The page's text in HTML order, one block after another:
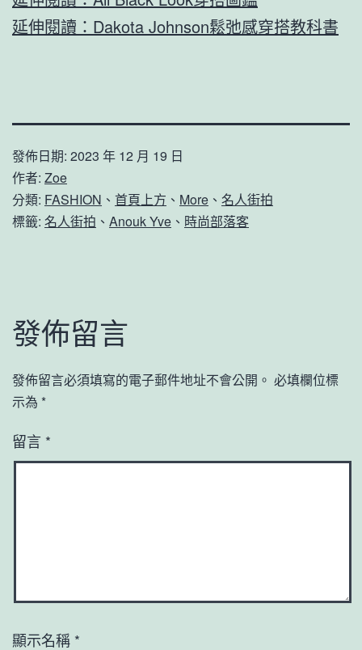
延伸閱讀：Dakota Johnson鬆弛感穿搭教科書
發佈日期: 2023 年 12 月 19 日
作者: Zoe
分類: FASHION 、 首頁上方 、 More 、 名人街拍
標籤: 名人街拍 、 Anouk Yve 、 時尚部落客
發佈留言
發佈留言必須填寫的電子郵件地址不會公開。 必填欄位標
示為 *
留言 *
顯示名稱 *